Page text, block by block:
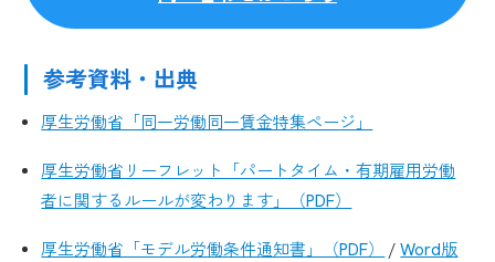
参考資料・出典
厚生労働省「同一労働同一賃金特集ページ」
厚生労働省リーフレット「パートタイム・有期雇用労働
者に関するルールが変わります」（PDF）
厚生労働省「モデル労働条件通知書」（PDF） /Word版